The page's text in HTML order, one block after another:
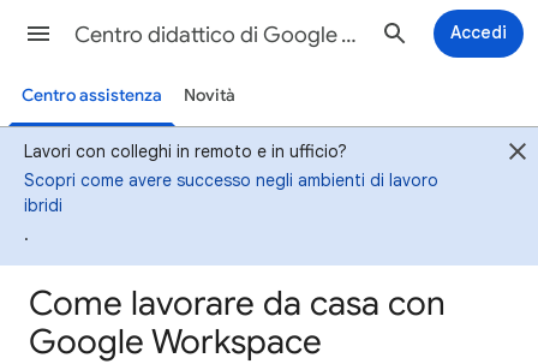
Centro didattico di Google Workspace Accedi
Centro assistenza Novità
Lavori con colleghi in remoto e in ufficio?
Scopri come avere successo negli ambienti di lavoro
ibridi
.
Come lavorare da casa con
Google Workspace